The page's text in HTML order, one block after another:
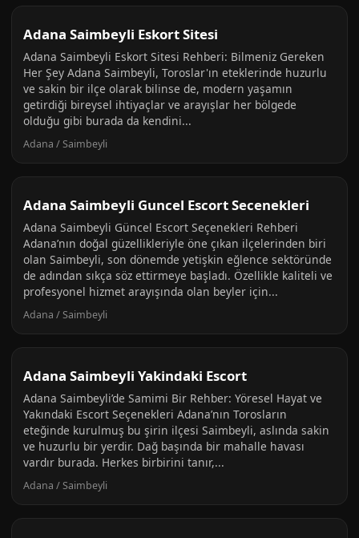
Adana Saimbeyli Eskort Sitesi
Adana Saimbeyli Eskort Sitesi Rehberi: Bilmeniz Gereken
Her Şey Adana Saimbeyli, Toroslar'ın eteklerinde huzurlu
ve sakin bir ilçe olarak bilinse de, modern yaşamın
getirdiği bireysel ihtiyaçlar ve arayışlar her bölgede
olduğu gibi burada da kendini...
Adana / Saimbeyli
Adana Saimbeyli Guncel Escort Secenekleri
Adana Saimbeyli Güncel Escort Seçenekleri Rehberi
Adana’nın doğal güzellikleriyle öne çıkan ilçelerinden biri
olan Saimbeyli, son dönemde yetişkin eğlence sektöründe
de adından sıkça söz ettirmeye başladı. Özellikle kaliteli ve
profesyonel hizmet arayışında olan beyler için...
Adana / Saimbeyli
Adana Saimbeyli Yakindaki Escort
Adana Saimbeyli’de Samimi Bir Rehber: Yöresel Hayat ve
Yakındaki Escort Seçenekleri Adana’nın Torosların
eteğinde kurulmuş bu şirin ilçesi Saimbeyli, aslında sakin
ve huzurlu bir yerdir. Dağ başında bir mahalle havası
vardır burada. Herkes birbirini tanır,...
Adana / Saimbeyli